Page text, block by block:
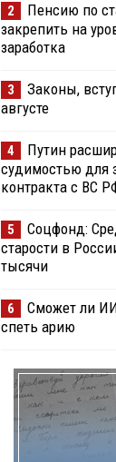
2
Пенсию по
закрепить на
заработка
3
Законы,
августе
4
Путин
судимостью для
контракта с ВС
5
Соцфонд:
старости в
тысячи
6
Сможет ли
спеть арию